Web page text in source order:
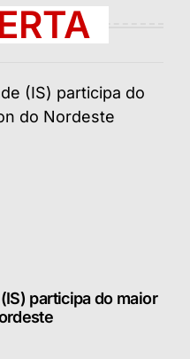
participa do maior